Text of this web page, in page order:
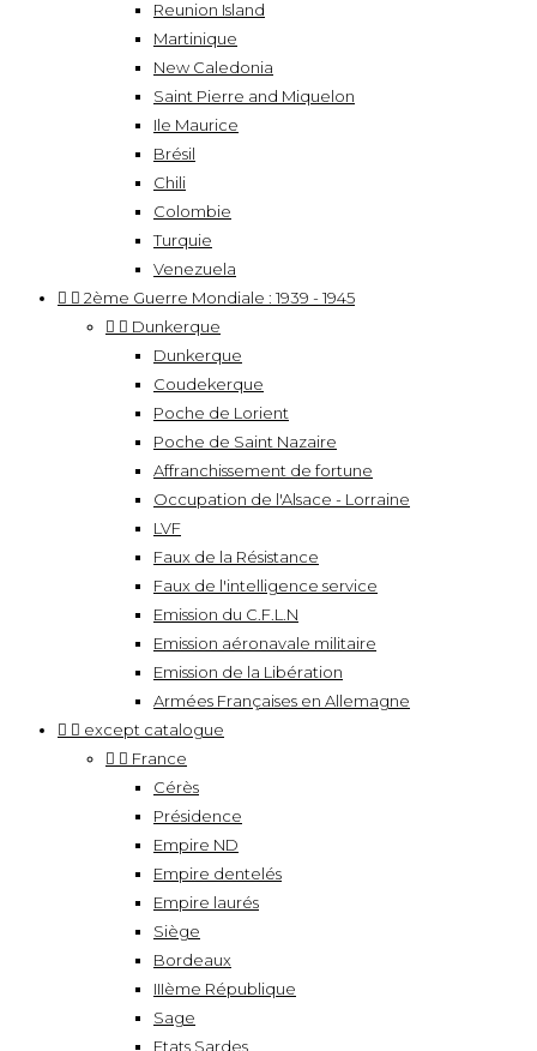
Reunion Island
Martinique
New Caledonia
Saint Pierre and Miquelon
Ile Maurice
Brésil
Chili
Colombie
Turquie
Venezuela
  2ème Guerre Mondiale : 1939 - 1945
  Dunkerque
Dunkerque
Coudekerque
Poche de Lorient
Poche de Saint Nazaire
Affranchissement de fortune
Occupation de l'Alsace - Lorraine
LVF
Faux de la Résistance
Faux de l'intelligence service
Emission du C.F.L.N
Emission aéronavale militaire
Emission de la Libération
Armées Françaises en Allemagne
  except catalogue
  France
Cérès
Présidence
Empire ND
Empire dentelés
Empire laurés
Siège
Bordeaux
IIIème République
Sage
Etats Sardes